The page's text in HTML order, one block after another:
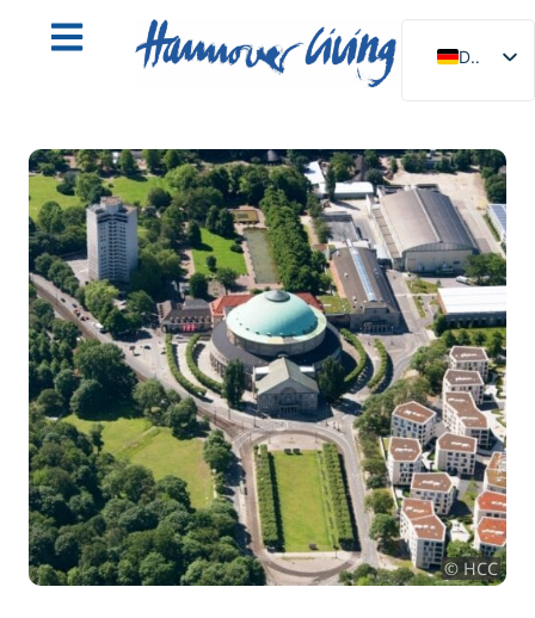
DE
EN
PL
ES
IT
SV
FR
PT
TR
RU
FI
ZH
© HCC